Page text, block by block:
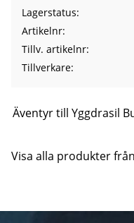
Lagerstatus
Artikelnr
Tillv. artikelnr
Tillverkare
Äventyr till Yggdrasil
Visa alla produkter